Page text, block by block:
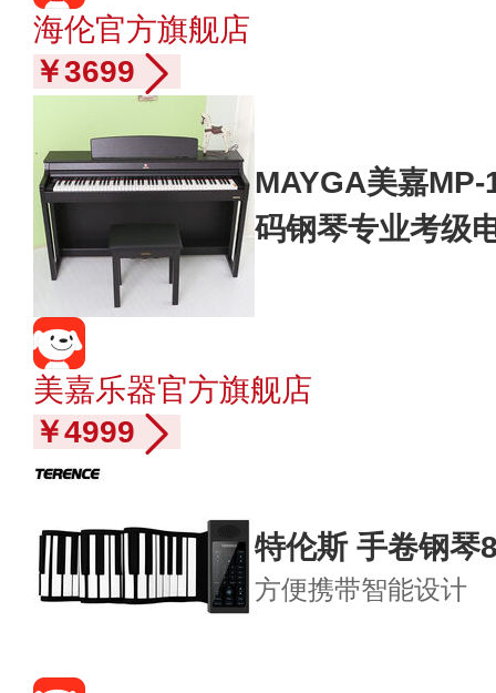
海伦官方旗舰店
￥3699
MAYGA美嘉
码钢琴专业考级
美嘉乐器官方旗舰店
￥4999
特伦斯 手卷钢琴
方便携带智能设计